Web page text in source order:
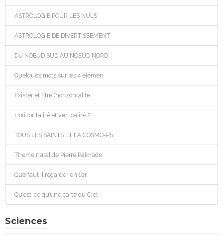
ASTROLOGIE POUR LES NULS
ASTROLOGIE DE DIVERTISSEMENT
DU NOEUD SUD AU NOEUD NORD
Quelques mots sur les 4 élémen
Exister et Etre (horizontalité
Horizontalité et verticalité 2
TOUS LES SAINTS ET LA COSMO-PS
Theme natal de Pierre Palmade
Que faut il regarder en 1er.
Qu’est-ce qu’une carte du Ciel
Sciences